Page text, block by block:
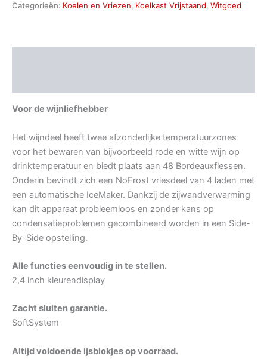
Categorieën: Koelen en Vriezen, Koelkast Vrijstaand, Witgoed
Voor de wijnliefhebber
Het wijndeel heeft twee afzonderlijke temperatuurzones
voor het bewaren van bijvoorbeeld rode en witte wijn op
drinktemperatuur en biedt plaats aan 48 Bordeauxflessen.
Onderin bevindt zich een NoFrost vriesdeel van 4 laden met
een automatische IceMaker. Dankzij de zijwandverwarming
kan dit apparaat probleemloos en zonder kans op
condensatieproblemen gecombineerd worden in een Side-
By-Side opstelling.
Alle functies eenvoudig in te stellen.
2,4 inch kleurendisplay
Zacht sluiten garantie.
SoftSystem
Altijd voldoende ijsblokjes op voorraad.